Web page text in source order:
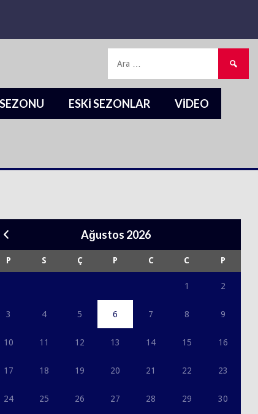
ESKI SEZONLAR VIDEO
Ağustos 2026
P S Ç P C C P
1 2
3 4 5 6 7 8 9
10 11 12 13 14 15 16
17 18 19 20 21 22 23
24 25 26 27 28 29 30